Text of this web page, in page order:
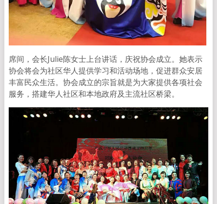
席间，会长Julie陈女士上台讲话，庆祝协会成立。她表示
协会将会为社区华人提供学习和活动场地，促进群众安居
丰富民众生活。协会成立的宗旨就是为大家提供各项社会
服务，搭建华人社区和本地政府及主流社区桥梁。